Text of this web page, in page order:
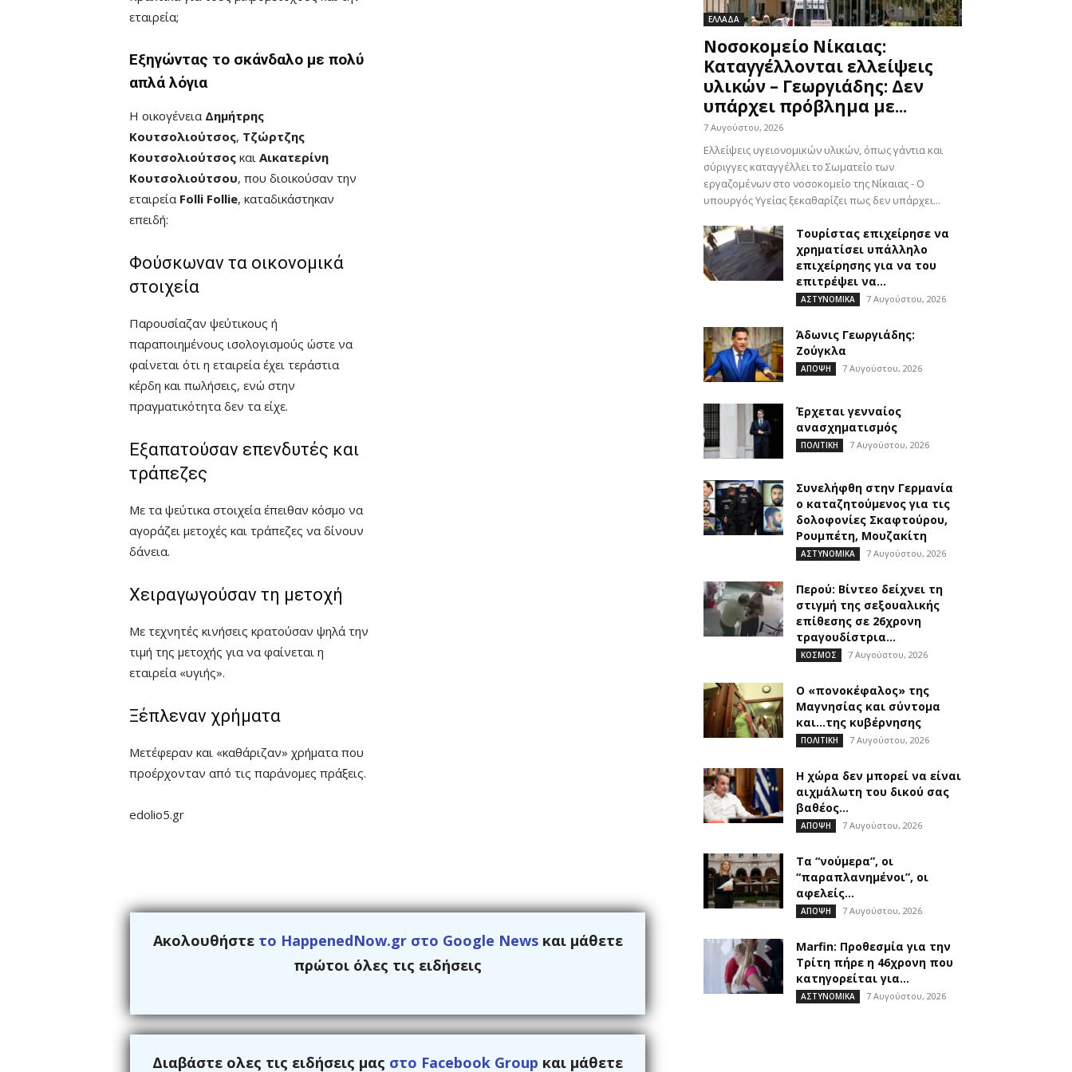
εταιρεία;
Εξηγώντας το σκάνδαλο με πολύ
απλά λόγια
Η οικογένεια Δημήτρης
Κουτσολιούτσος, Τζώρτζης
Κουτσολιούτσος και Αικατερίνη
Κουτσολιούτσου, που διοικούσαν την
εταιρεία Folli Follie, καταδικάστηκαν
επειδή:
Φούσκωναν τα οικονομικά
στοιχεία
Παρουσίαζαν ψεύτικους ή
παραποιημένους ισολογισμούς ώστε να
φαίνεται ότι η εταιρεία έχει τεράστια
κέρδη και πωλήσεις, ενώ στην
πραγματικότητα δεν τα είχε.
Εξαπατούσαν επενδυτές και
τράπεζες
Με τα ψεύτικα στοιχεία έπειθαν κόσμο να
αγοράζει μετοχές και τράπεζες να δίνουν
δάνεια.
Χειραγωγούσαν τη μετοχή
Με τεχνητές κινήσεις κρατούσαν ψηλά την
τιμή της μετοχής για να φαίνεται η
εταιρεία «υγιής».
Ξέπλεναν χρήματα
Μετέφεραν και «καθάριζαν» χρήματα που
προέρχονταν από τις παράνομες πράξεις.
edolio5.gr
Ακολουθήστε το HappenedNow.gr στο Google Newsκαι μάθετε
πρώτοι όλες τις ειδήσεις
Διαβάστε ολες τις ειδήσεις μας στο Facebook Group και μάθετε
ΕΛΛΑΔΑ
Νοσοκομείο Νίκαιας:
Καταγγέλλονται ελλείψεις
υλικών – Γεωργιάδης: Δεν
υπάρχει πρόβλημα με...
7 Αυγούστου, 2026
Ελλείψεις υγειονομικών υλικών, όπως γάντια και
σύριγγες καταγγέλλει το Σωματείο των
εργαζομένων στο νοσοκομείο της Νίκαιας - Ο
υπουργός Υγείας ξεκαθαρίζει πως δεν υπάρχει...
Τουρίστας επιχείρησε να
χρηματίσει υπάλληλο
επιχείρησης για να του
επιτρέψει να...
ΑΣΤΥΝΟΜΙΚΑ 7 Αυγούστου, 2026
Άδωνις Γεωργιάδης:
Ζούγκλα
ΑΠΟΨΗ 7 Αυγούστου, 2026
Έρχεται γενναίος
ανασχηματισμός
ΠΟΛΙΤΙΚΗ 7 Αυγούστου, 2026
Συνελήφθη στην Γερμανία
ο καταζητούμενος για τις
δολοφονίες Σκαφτούρου,
Ρουμπέτη, Μουζακίτη
ΑΣΤΥΝΟΜΙΚΑ 7 Αυγούστου, 2026
Περού: Βίντεο δείχνει τη
στιγμή της σεξουαλικής
επίθεσης σε 26χρονη
τραγουδίστρια...
ΚΟΣΜΟΣ 7 Αυγούστου, 2026
Ο «πονοκέφαλος» της
Μαγνησίας και σύντομα
και…της κυβέρνησης
ΠΟΛΙΤΙΚΗ 7 Αυγούστου, 2026
Η χώρα δεν μπορεί να είναι
αιχμάλωτη του δικού σας
βαθέος...
ΑΠΟΨΗ 7 Αυγούστου, 2026
Τα “νούμερα”, οι
“παραπλανημένοι”, οι
αφελείς…
ΑΠΟΨΗ 7 Αυγούστου, 2026
Marfin: Προθεσμία για την
Τρίτη πήρε η 46χρονη που
κατηγορείται για...
ΑΣΤΥΝΟΜΙΚΑ 7 Αυγούστου, 2026